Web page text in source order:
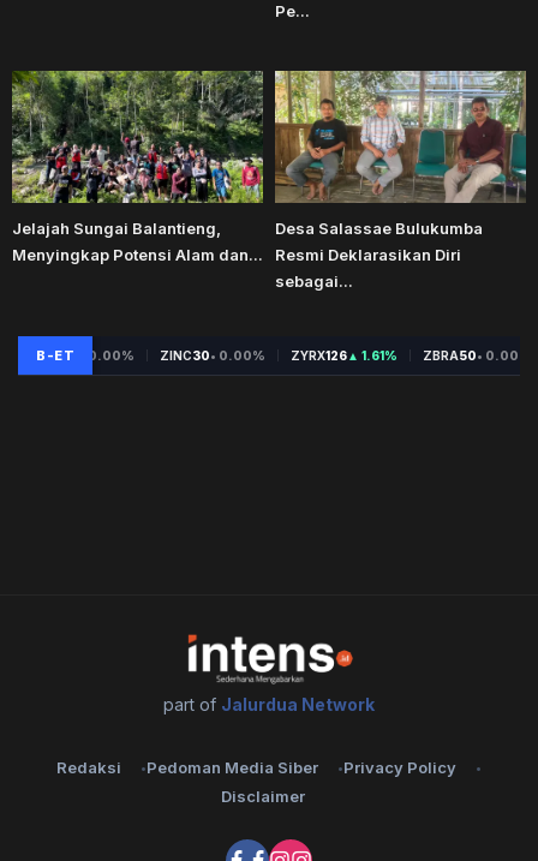
Pe...
Jelajah Sungai Balantieng,
Menyingkap Potensi Alam dan...
Desa Salassae Bulukumba
Resmi Deklarasikan Diri
sebagai...
part of Jalurdua Network
Redaksi Pedoman Media Siber
Privacy Policy
Disclaimer